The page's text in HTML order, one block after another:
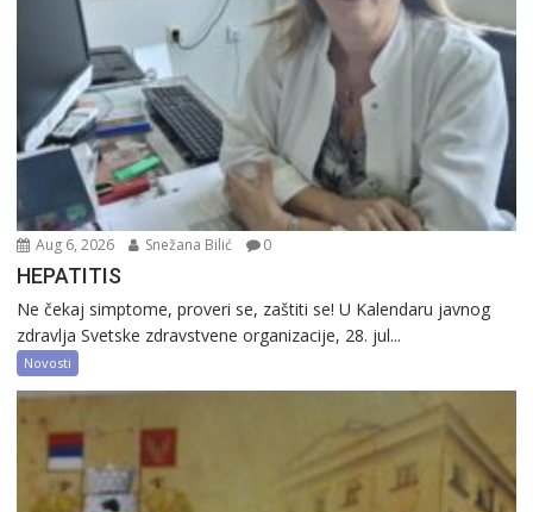
Aug 6, 2026 Snežana Bilić 0
HEPATITIS
Ne čekaj simptome, proveri se, zaštiti se! U Kalendaru javnog
zdravlja Svetske zdravstvene organizacije, 28. jul...
Novosti